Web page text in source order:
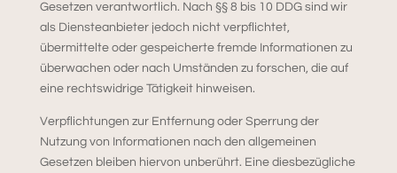
Gesetzen verantwortlich. Nach §§ 8 bis 10 DDG sind wir
als Diensteanbieter jedoch nicht verpflichtet,
übermittelte oder gespeicherte fremde Informationen zu
überwachen oder nach Umständen zu forschen, die auf
eine rechtswidrige Tätigkeit hinweisen.
Verpflichtungen zur Entfernung oder Sperrung der
Nutzung von Informationen nach den allgemeinen
Gesetzen bleiben hiervon unberührt. Eine diesbezügliche